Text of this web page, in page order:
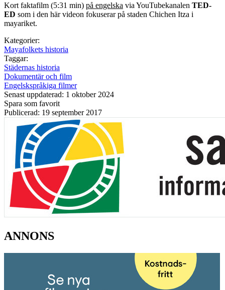
Kort faktafilm (5:31 min) på engelska via YouTubekanalen TED-
ED som i den här videon fokuserar på staden Chichen Itza i
mayariket.
Kategorier:
Mayafolkets historia
Taggar:
Städernas historia
Dokumentär och film
Engelskspråkiga filmer
Senast uppdaterad: 1 oktober 2024
Spara som favorit
Publicerad: 19 september 2017
ANNONS